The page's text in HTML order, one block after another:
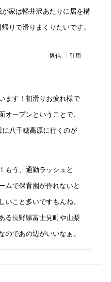
家は軽井沢あたりに居を構
りで滑りまくりたいです。
返信 引用
ます！初滑りお疲れ様で
オープンということで、
八千穂高原に行くのが
もう、通勤ラッシュと
ムで保育園が作れないと
いこと多いですもんね。
る長野県富士見町や山梨
のであの辺がいいなぁ。